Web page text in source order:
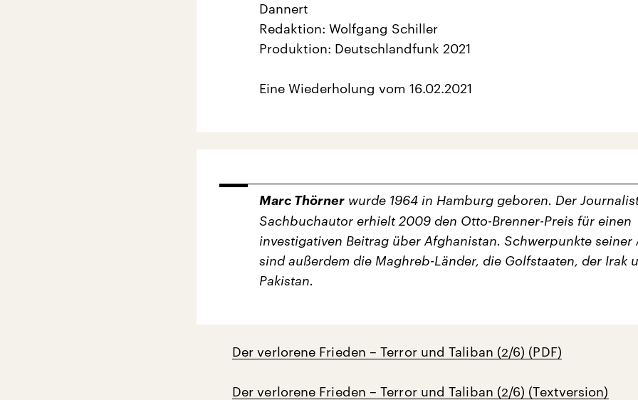
Dannert
Redaktion: Wolfgang Schiller
Produktion: Deutschlandfunk 2021
Eine Wiederholung vom 16.02.2021
Marc Thörner wurde 1964 in Hamburg geboren. Der
Sachbuchautor erhielt 2009 den Otto-Brenner-Preis für einen
investigativen Beitrag über Afghanistan. Schwerpunkte seiner
sind außerdem die Maghreb-Länder, die Golfstaaten, der Irak
Pakistan.
Der verlorene Frieden – Terror und Taliban (2/6) (PDF)
Der verlorene Frieden – Terror und Taliban (2/6) (Textversion)